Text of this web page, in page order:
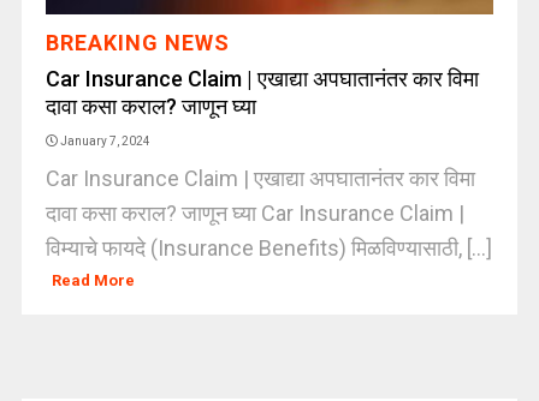
BREAKING NEWS
Car Insurance Claim | एखाद्या अपघातानंतर कार विमा
दावा कसा कराल? जाणून घ्या
January 7, 2024
Car Insurance Claim | एखाद्या अपघातानंतर कार विमा
दावा कसा कराल? जाणून घ्या Car Insurance Claim |
विम्याचे फायदे (Insurance Benefits) मिळविण्यासाठी, [...]
Read More